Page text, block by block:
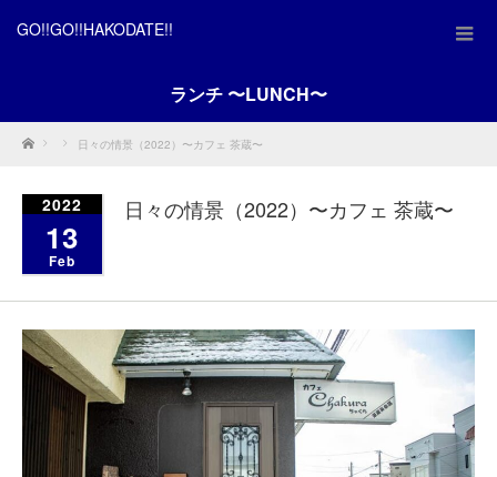
GO!!GO!!HAKODATE!!
ランチ 〜LUNCH〜
Home 日々の情景（2022）〜カフェ 茶蔵〜
2022
13
Feb
日々の情景（2022）〜カフェ 茶蔵〜